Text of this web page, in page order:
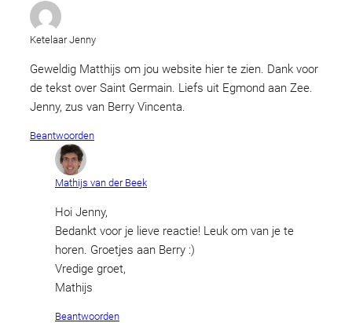
Ketelaar Jenny
Geweldig Matthijs om jou website hier te zien. Dank voor
de tekst over Saint Germain. Liefs uit Egmond aan Zee.
Jenny, zus van Berry Vincenta.
Beantwoorden
Mathijs van der Beek
Hoi Jenny,
Bedankt voor je lieve reactie! Leuk om van je te
horen. Groetjes aan Berry :)
Vredige groet,
Mathijs
Beantwoorden